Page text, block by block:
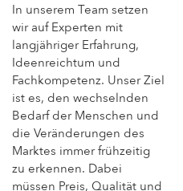
In unserem Team setzen
wir auf Experten mit
langjähriger Erfahrung,
Ideenreichtum und
Fachkompetenz. Unser Ziel
ist es, den wechselnden
Bedarf der Menschen und
die Veränderungen des
Marktes immer frühzeitig
zu erkennen. Dabei
müssen Preis, Qualität und